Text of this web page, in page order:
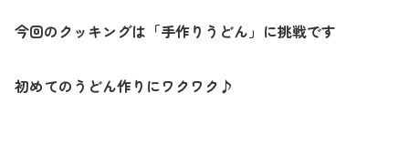
はつらつ組
その他
今回のクッキングは「手作りうどん」に挑戦です
初めてのうどん作りにワクワク♪